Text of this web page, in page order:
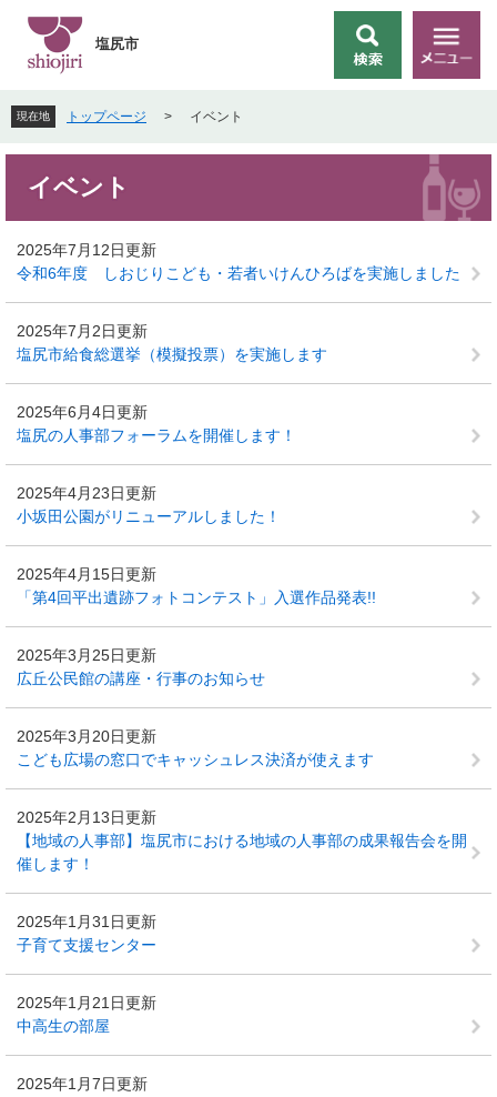
先
頭
で
を
飛
ば
本
索
メ
ニ
塩尻市
現在地 トップページ > イベント
イベント
2025年7月12日更新
令和6年度 しおじりこども・若者いけんひろばを実施しました
2025年7月2日更新
塩尻市給食総選挙（模擬投票）を実施します
2025年6月4日更新
塩尻の人事部フォーラムを開催します！
2025年4月23日更新
小坂田公園がリニューアルしました！
2025年4月15日更新
「第4回平出遺跡フォトコンテスト」入選作品発表!!
2025年3月25日更新
広丘公民館の講座・行事のお知らせ
2025年3月20日更新
こども広場の窓口でキャッシュレス決済が使えます
2025年2月13日更新
【地域の人事部】塩尻市における地域の人事部の成果報告会を開
催します！
2025年1月31日更新
子育て支援センター
2025年1月21日更新
中高生の部屋
2025年1月7日更新